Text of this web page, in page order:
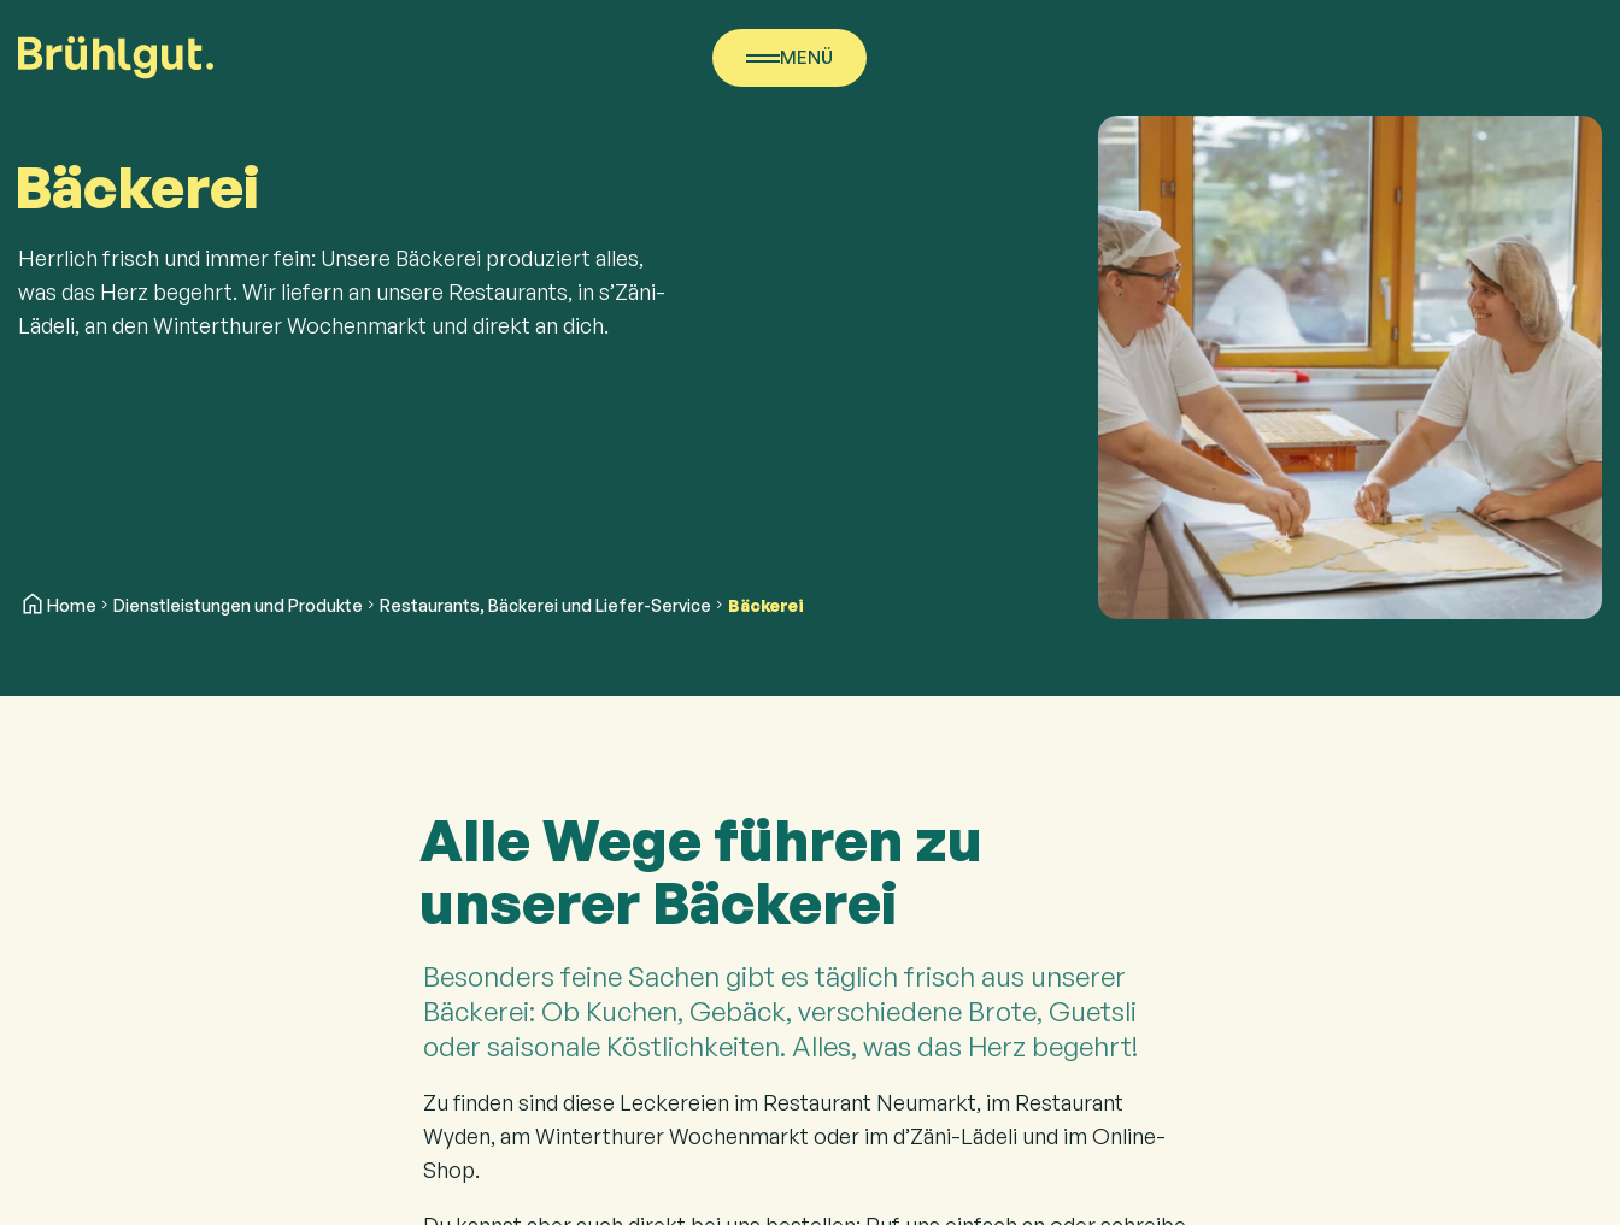
Bäckerei
Herrlich frisch und immer fein: Unsere Bäckerei produziert alles,
was das Herz begehrt. Wir liefern an unsere Restaurants, in s’Zäni-
Lädeli, an den Winterthurer Wochenmarkt und direkt an dich.
Home Dienstleistungen und Produkte Restaurants, Bäckerei und Liefer-Service Bäckerei
Alle Wege führen zu
unserer Bäckerei
Besonders feine Sachen gibt es täglich frisch aus unserer
Bäckerei: Ob Kuchen, Gebäck, verschiedene Brote, Guetsli
oder saisonale Köstlichkeiten. Alles, was das Herz begehrt!
Zu finden sind diese Leckereien im Restaurant Neumarkt, im Restaurant
Wyden, am Winterthurer Wochenmarkt oder im d’Zäni-Lädeli und im Online-
Shop.
MENÜ